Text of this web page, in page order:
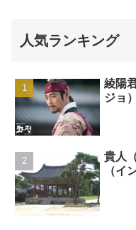
人気ランキング
綾陽
ジョ
貴人
（イ